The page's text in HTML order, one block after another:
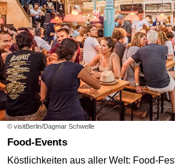
© visitBerlin/Dagmar Schwelle
Food-Events
Köstlichkeiten aus aller Welt: Food-